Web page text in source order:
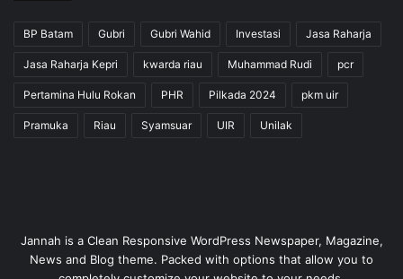
BP Batam Gubri Gubri Wahid Investasi Jasa Raharja
Jasa Raharja Kepri kwarda riau Muhammad Rudi pcr
Pertamina Hulu Rokan PHR Pilkada 2024 pkm uir
Pramuka Riau Syamsuar UIR Unilak
Jannah is a Clean Responsive WordPress Newspaper, Magazine,
News and Blog theme. Packed with options that allow you to